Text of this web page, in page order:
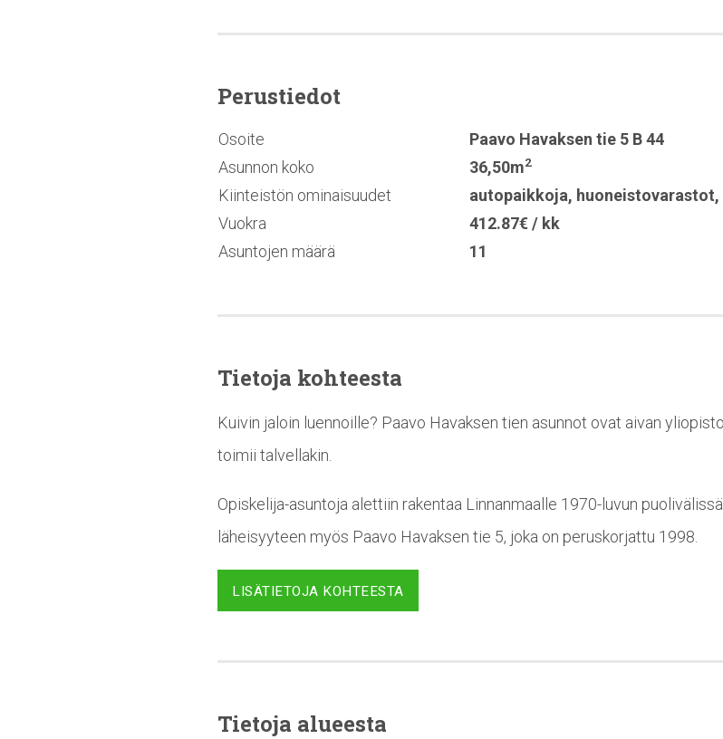
Perustiedot
Osoite
Paavo Havaksen tie 5 B 44
Asunnon koko
36,50m2
Kiinteistön ominaisuudet autopaikkoja, huoneistovarastot,
Vuokra
412.87€ / kk
Asuntojen määrä
11
Tietoja kohteesta
Kuivin jaloin luennoille? Paavo Havaksen tien asunnot ovat aivan
toimii talvellakin.
Opiskelija-asuntoja alettiin rakentaa Linnanmaalle 1970-luvun
läheisyyteen myös Paavo Havaksen tie 5, joka on peruskorjattu 1998.
LISÄTIETOJA KOHTEESTA
Tietoja alueesta